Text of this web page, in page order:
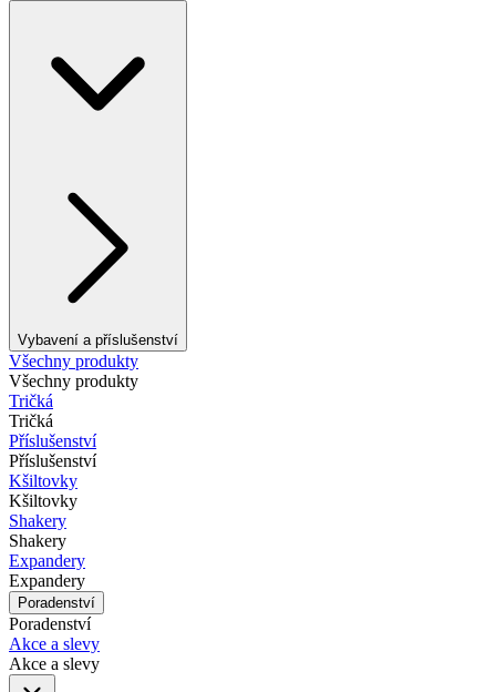
Vybavení a příslušenství
Všechny produkty
Všechny produkty
Tričká
Tričká
Příslušenství
Příslušenství
Kšiltovky
Kšiltovky
Shakery
Shakery
Expandery
Expandery
Poradenství
Poradenství
Akce a slevy
Akce a slevy